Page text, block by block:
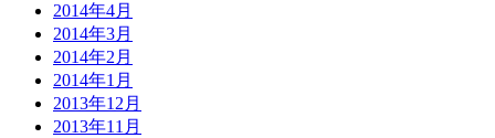
2014年4月
2014年3月
2014年2月
2014年1月
2013年12月
2013年11月